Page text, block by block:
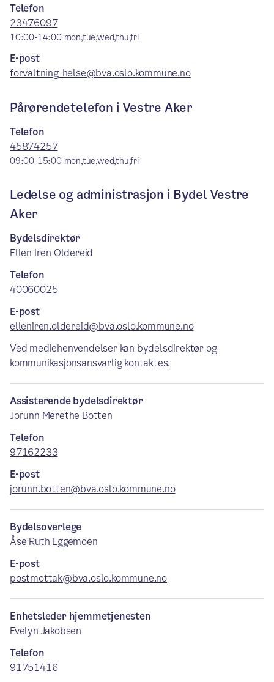
Telefon
23476097
10:00-14:00 mon,tue,wed,thu,fri
E-post
forvaltning-helse@bva.oslo.kommune.no
Pårørendetelefon i Vestre Aker
Telefon
45874257
09:00-15:00 mon,tue,wed,thu,fri
Ledelse og administrasjon i Bydel Vestre
Aker
Bydelsdirektør
Ellen Iren Oldereid
Telefon
40060025
E-post
elleniren.oldereid@bva.oslo.kommune.no
Ved mediehenvendelser kan bydelsdirektør og
kommunikasjonsansvarlig kontaktes.
Assisterende bydelsdirektør
Jorunn Merethe Botten
Telefon
97162233
E-post
jorunn.botten@bva.oslo.kommune.no
Bydelsoverlege
Åse Ruth Eggemoen
E-post
postmottak@bva.oslo.kommune.no
Enhetsleder hjemmetjenesten
Evelyn Jakobsen
Telefon
91751416